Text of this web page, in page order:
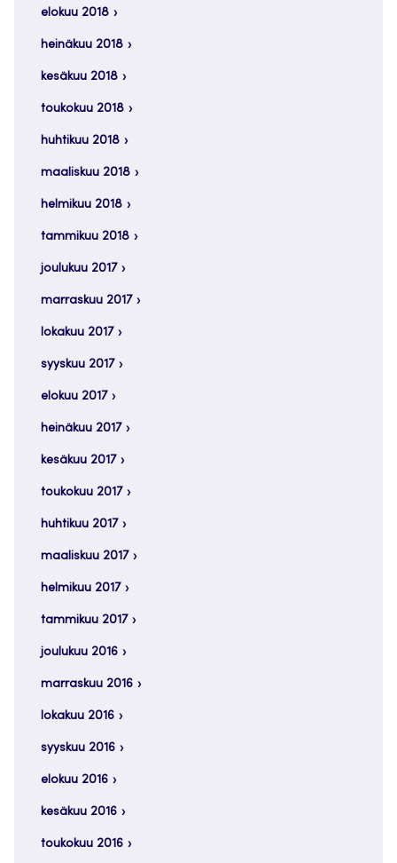
elokuu 2018
heinäkuu 2018
kesäkuu 2018
toukokuu 2018
huhtikuu 2018
maaliskuu 2018
helmikuu 2018
tammikuu 2018
joulukuu 2017
marraskuu 2017
lokakuu 2017
syyskuu 2017
elokuu 2017
heinäkuu 2017
kesäkuu 2017
toukokuu 2017
huhtikuu 2017
maaliskuu 2017
helmikuu 2017
tammikuu 2017
joulukuu 2016
marraskuu 2016
lokakuu 2016
syyskuu 2016
elokuu 2016
kesäkuu 2016
toukokuu 2016